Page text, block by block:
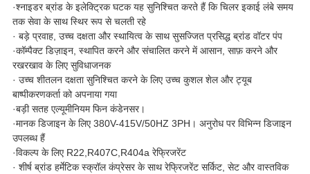
·श्नाइडर ब्रांड के इलेक्ट्रिक घटक यह सुनिश्चित करते हैं कि चिलर इकाई लंबे समय
तक सेवा के साथ स्थिर रूप से चलती रहे
· बड़े प्रवाह, उच्च दक्षता और स्थायित्व के साथ सुसज्जित प्रसिद्ध ब्रांड वॉटर पंप
·कॉम्पैक्ट डिज़ाइन, स्थापित करने और संचालित करने में आसान, साफ़ करने और
रखरखाव के लिए सुविधाजनक
· उच्च शीतलन दक्षता सुनिश्चित करने के लिए उच्च कुशल शेल और ट्यूब
बाष्पीकरणकर्ता को अपनाया गया
·बड़ी सतह एल्यूमीनियम फिन कंडेनसर।
·मानक डिजाइन के लिए 380V-415V/50HZ 3PH। अनुरोध पर विभिन्न डिजाइन
उपलब्ध हैं
·विकल्प के लिए R22,R407C,R404a रेफ्रिजरेंट
· शीर्ष ब्रांड हर्मेटिक स्क्रॉल कंप्रेसर के साथ रेफ्रिजरेंट सर्किट, सेट और वास्तविक